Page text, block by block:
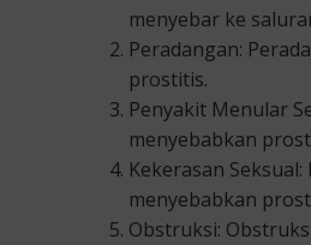
menyebar ke
Peradangan:
prostitis.
Penyakit Menular
menyebabkan
Kekerasan
menyebabkan
Obstruksi: